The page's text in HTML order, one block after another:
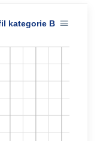
kategorie B